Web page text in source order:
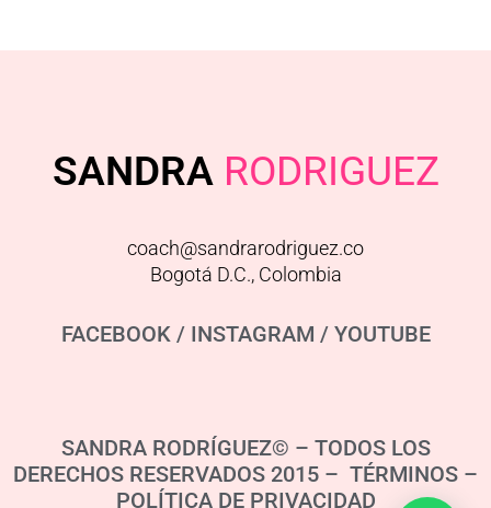
SANDRA RODRIGUEZ
coach@sandrarodriguez.co
Bogotá D.C., Colombia
FACEBOOK/ INSTAGRAM / YOUTUBE
SANDRA RODRÍGUEZ© – TODOS LOS
DERECHOS RESERVADOS 2015 – TÉRMINOS –
POLÍTICA DE PRIVACIDAD